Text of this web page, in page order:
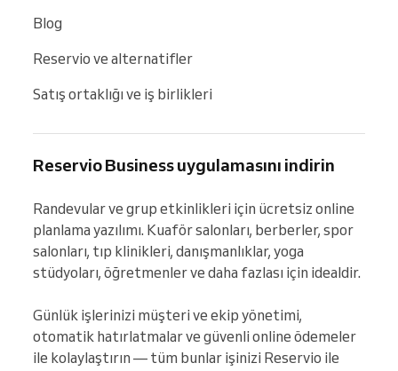
Blog
Reservio ve alternatifler
Satış ortaklığı ve iş birlikleri
Reservio Business uygulamasını indirin
Randevular ve grup etkinlikleri için ücretsiz online
planlama yazılımı. Kuaför salonları, berberler, spor
salonları, tıp klinikleri, danışmanlıklar, yoga
stüdyoları, öğretmenler ve daha fazlası için idealdir.
Günlük işlerinizi müşteri ve ekip yönetimi,
otomatik hatırlatmalar ve güvenli online ödemeler
ile kolaylaştırın — tüm bunlar işinizi Reservio ile